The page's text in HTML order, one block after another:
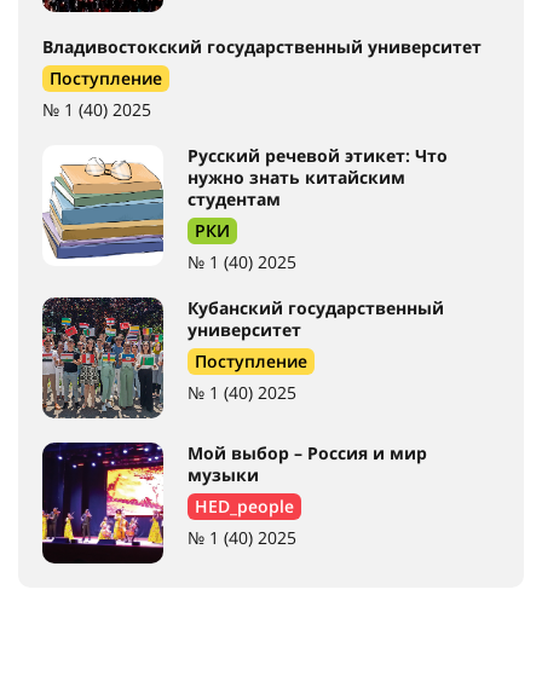
Владивостокский государственный университет
Поступление
№ 1 (40) 2025
Русский речевой этикет: Что
нужно знать китайским
студентам
РКИ
№ 1 (40) 2025
Кубанский государственный
университет
Поступление
№ 1 (40) 2025
Мой выбор – Россия и мир
музыки
HED_people
№ 1 (40) 2025